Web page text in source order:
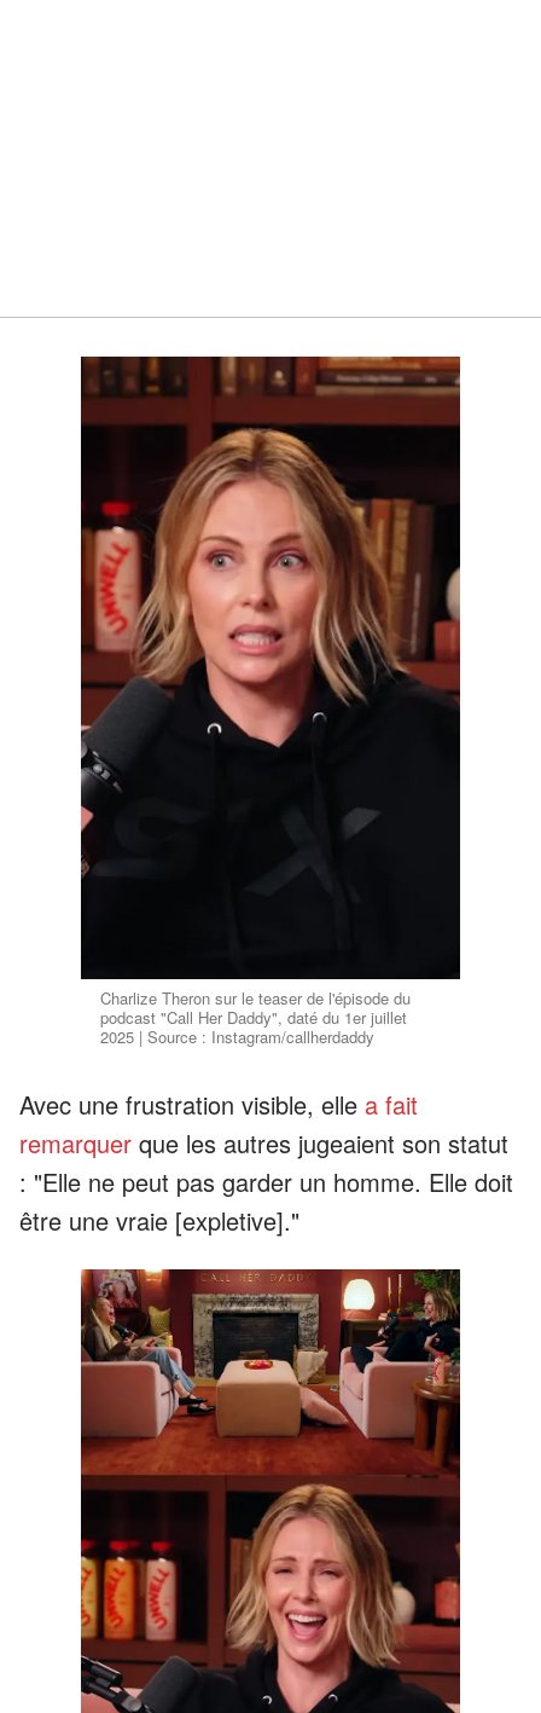
Charlize Theron sur le teaser de l'épisode du
podcast "Call Her Daddy", daté du 1er juillet
2025 | Source : Instagram/callherdaddy
Avec une frustration visible, elle a fait
remarquer que les autres jugeaient son statut
: "Elle ne peut pas garder un homme. Elle doit
être une vraie [expletive]."